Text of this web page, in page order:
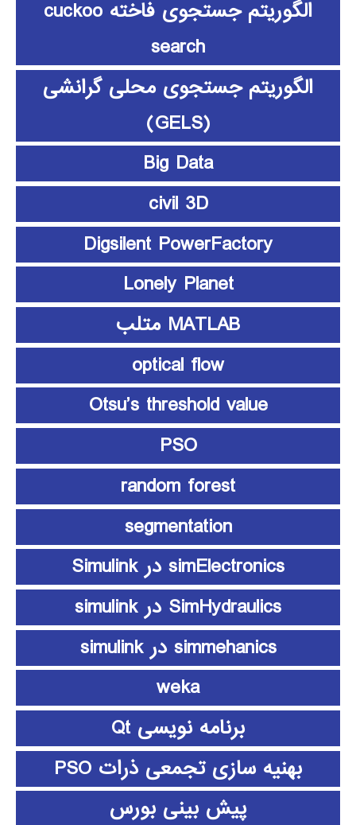
الگوریتم جستجوی فاخته cuckoo
search
الگوریتم جستجوی محلی گرانشی
(GELS)
Big Data
civil 3D
Digsilent PowerFactory
Lonely Planet
MATLAB متلب
optical flow
Otsu’s threshold value
PSO
random forest
segmentation
simElectronics در Simulink
SimHydraulics در simulink
simmehanics در simulink
weka
برنامه نویسی Qt
بهنیه سازی تجمعی ذرات PSO
پیش بینی بورس